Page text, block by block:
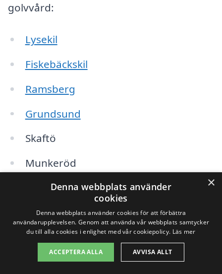
golvvård:
Lysekil
Fiskebäckskil
Ramsberg
Grundsund
Skaftö
Munkeröd
Kyrkefjäll
Gullmar
Långa
Hovenäset
×
Denna webbplats använder
cookies
Denna webbplats använder cookies för att förbättra
användarupplevelsen. Genom att använda vår webbplats samtycker
du till alla cookies i enlighet med vår cookiepolicy. Läs mer
ACCEPTERA ALLA AVVISA ALLT